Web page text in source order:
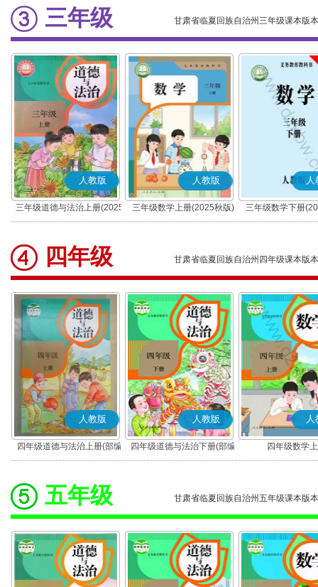
三年级 甘肃省临夏回族自治州三年级课本版本
人教版
三年级道德与法治上册(2025
秋版)(部编版)
人教版
三年级数学上册(2025秋版)
人
三年级数学下册
四年级 甘肃省临夏回族自治州四年级课本版本
人教版
四年级道德与法治上册(部编
版)
人教版
四年级道德与法治下册(部编
版)
人
四年级数学
五年级 甘肃省临夏回族自治州五年级课本版本